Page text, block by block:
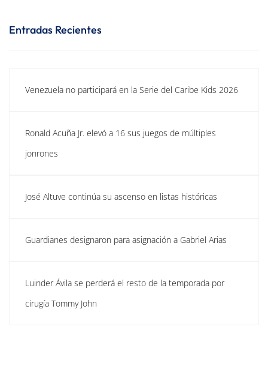
Entradas Recientes
Venezuela no participará en la Serie del Caribe Kids 2026
Ronald Acuña Jr. elevó a 16 sus juegos de múltiples
jonrones
José Altuve continúa su ascenso en listas históricas
Guardianes designaron para asignación a Gabriel Arias
Luinder Ávila se perderá el resto de la temporada por
cirugía Tommy John